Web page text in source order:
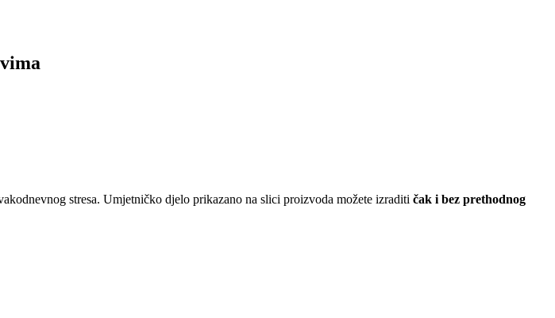
stresa. Umjetničko djelo prikazano na slici proizvoda možete izraditi čak i bez prethodnog